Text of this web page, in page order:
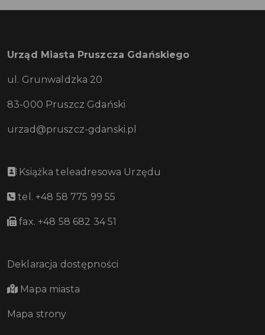
Urząd Miasta Pruszcza Gdańskiego
ul. Grunwaldzka 20
83-000 Pruszcz Gdański
urzad@pruszcz-gdanski.pl
Książka teleadresowa Urzędu
tel. +48 58 775 99 55
fax. +48 58 682 34 51
Deklaracja dostępności
Mapa miasta
Mapa strony